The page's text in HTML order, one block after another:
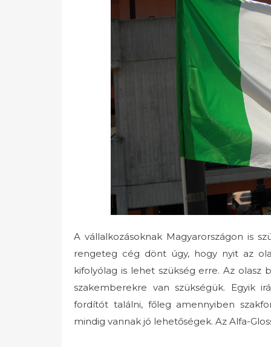
A vállalkozásoknak Magyarországon is
rengeteg cég dönt úgy, hogy nyit az
kifolyólag is lehet szükség erre. Az
szakemberekre van szükségük. Egyik
fordítót találni, főleg amennyiben
mindig vannak jó lehetőségek. Az Alfa-